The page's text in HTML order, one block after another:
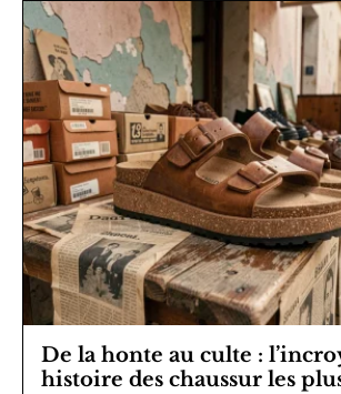
De la honte au culte :
histoire des chaussur les